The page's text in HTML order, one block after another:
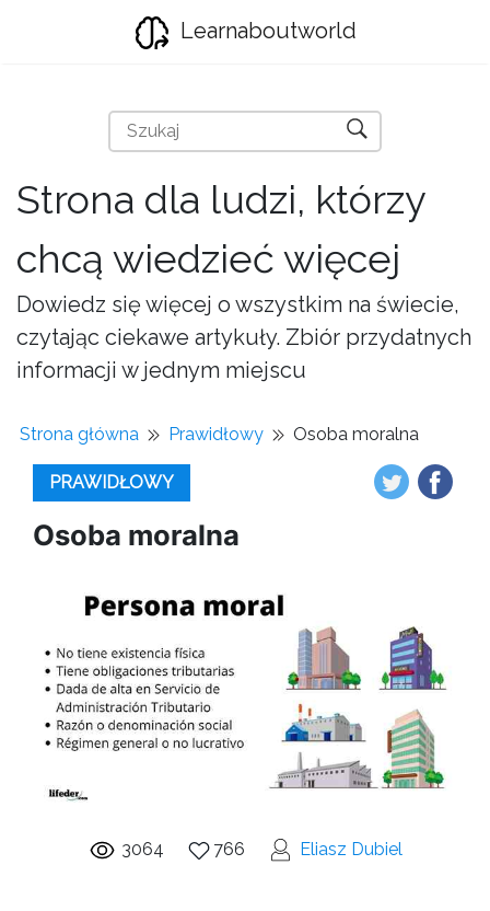
Learnaboutworld
Strona dla ludzi, którzy
chcą wiedzieć więcej
Dowiedz się więcej o wszystkim na świecie,
czytając ciekawe artykuły. Zbiór przydatnych
informacji w jednym miejscu
Strona główna Prawidłowy Osoba moralna
PRAWIDŁOWY
Osoba moralna
3064 766 Eliasz Dubiel